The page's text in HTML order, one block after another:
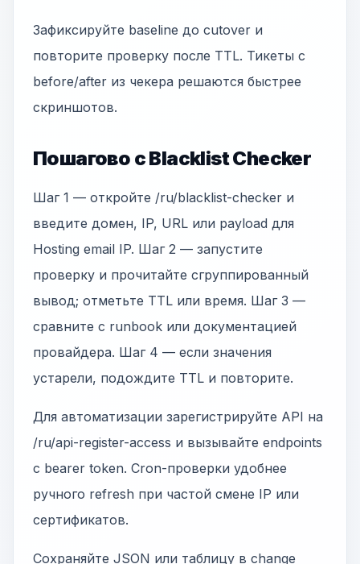
Зафиксируйте baseline до cutover и
повторите проверку после TTL. Тикеты с
before/after из чекера решаются быстрее
скриншотов.
Пошагово с Blacklist Checker
Шаг 1 — откройте /ru/blacklist-checker и
введите домен, IP, URL или payload для
Hosting email IP. Шаг 2 — запустите
проверку и прочитайте сгруппированный
вывод; отметьте TTL или время. Шаг 3 —
сравните с runbook или документацией
провайдера. Шаг 4 — если значения
устарели, подождите TTL и повторите.
Для автоматизации зарегистрируйте API на
/ru/api-register-access и вызывайте endpoints
с bearer token. Cron-проверки удобнее
ручного refresh при частой смене IP или
сертификатов.
Сохраняйте JSON или таблицу в change